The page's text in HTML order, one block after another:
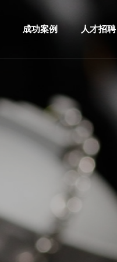
成功案例 人才招聘